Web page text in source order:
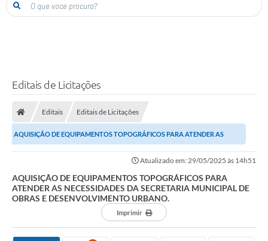
O que voce procura?
Editais de Licitações
Editais Editais de Licitações
AQUISIÇÃO DE EQUIPAMENTOS TOPOGRÁFICOS PARA ATENDER AS
Atualizado em: 29/05/2025 às 14h51
AQUISIÇÃO DE EQUIPAMENTOS TOPOGRÁFICOS PARA
ATENDER AS NECESSIDADES DA SECRETARIA MUNICIPAL DE
OBRAS E DESENVOLVIMENTO URBANO.
Imprimir